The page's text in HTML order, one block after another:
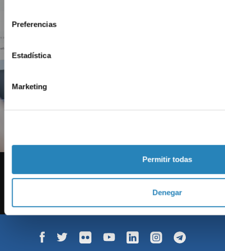
Preferencias
Estadística
Marketing
Permitir todas
Denegar
No et perdis res!
Subscriu-te a